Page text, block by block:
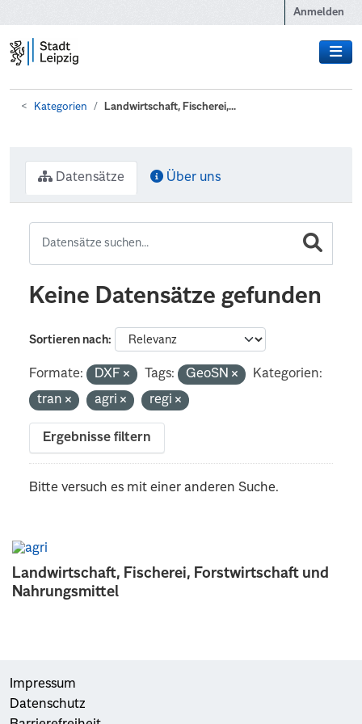
Anmelden
Kategorien Landwirtschaft, Fischerei,...
Landwirtschaft, Fischerei, Forstwirtschaft und
Nahrungsmittel
Datensätze Über uns
Keine Datensätze gefunden
Sortieren nach
Formate: DXF Tags: GeoSN
Kategorien:
tran
agri regi
Ergebnisse filtern
Bitte versuch es mit einer anderen Suche.
Impressum
Datenschutz